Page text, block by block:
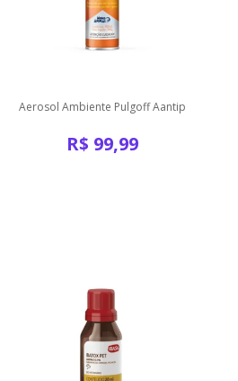
Aerosol Ambiente Pulgoff Aantip
R$ 99,99